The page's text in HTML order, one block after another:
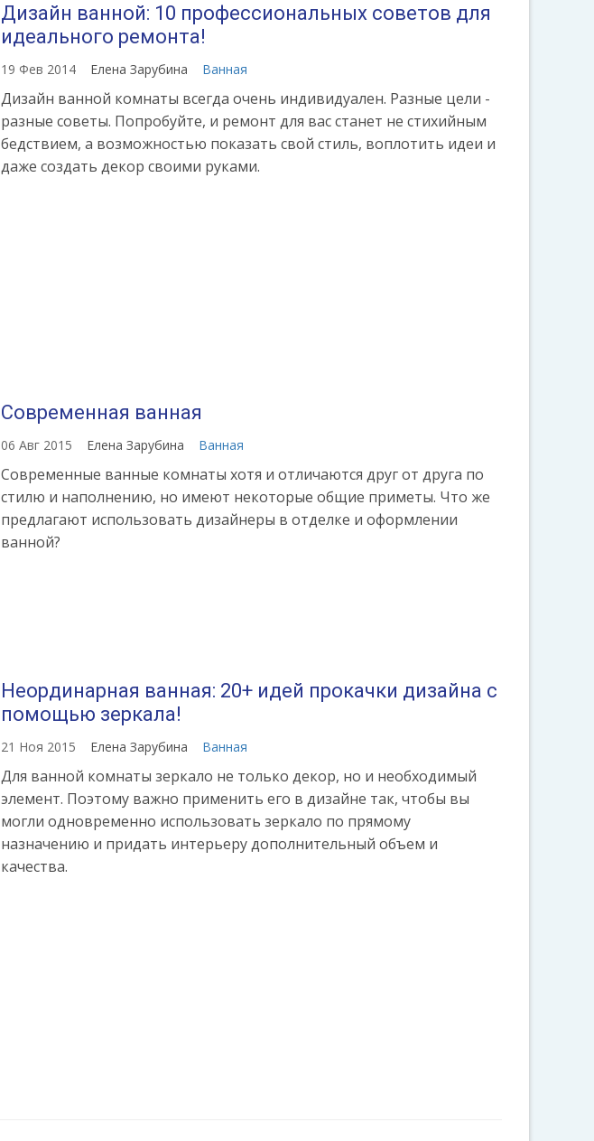
Источник:
https://womanadvice.ru/etno-
stil-
vse-
tonkosti-
dlya-
oformleniya-
Дизайн ванной: 10 профессиональных советов для
идеального ремонта!
19 Фев 2014 Елена Зарубина Ванная
Дизайн ванной комнаты всегда очень индивидуален. Разные цели -
разные советы. Попробуйте, и ремонт для вас станет не стихийным
бедствием, а возможностью показать свой стиль, воплотить идеи и
даже создать декор своими руками.
Современная ванная
06 Авг 2015 Елена Зарубина Ванная
Современные ванные комнаты хотя и отличаются друг от друга по
стилю и наполнению, но имеют некоторые общие приметы. Что же
предлагают использовать дизайнеры в отделке и оформлении
ванной?
Неординарная ванная: 20+ идей прокачки дизайна с
помощью зеркала!
21 Ноя 2015 Елена Зарубина Ванная
Для ванной комнаты зеркало не только декор, но и необходимый
элемент. Поэтому важно применить его в дизайне так, чтобы вы
могли одновременно использовать зеркало по прямому
назначению и придать интерьеру дополнительный объем и
качества.